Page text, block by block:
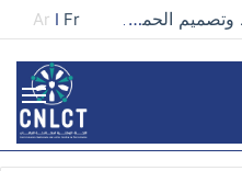
ورشة تفاعلية حول تخطيط وتصميم الحملات في مجال تطوير الخطاب وصناعة المحتوى الفعّال Ar I Fr